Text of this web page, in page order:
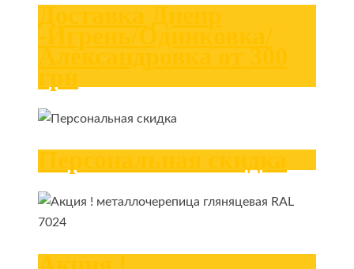
Доставка Днепр
-Игрень/Одинковка/
Александровка от 300
грн
Персональная скидка